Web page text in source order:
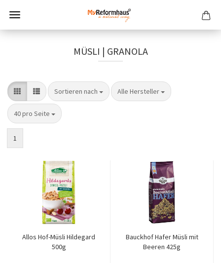
MÜSLI | GRANOLA
Sortieren nach
Sortieren nach Alle Hersteller
pro Seite
40 pro Seite
pro Seite
1
Allos Hof-Müsli Hildegard
500g
Bauckhof Hafer Müsli mit
Beeren 425g